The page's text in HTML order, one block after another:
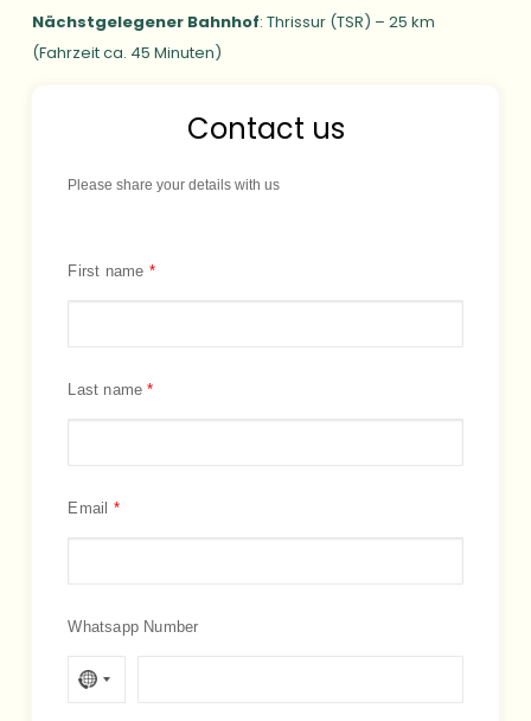
Nächstgelegener Bahnhof: Thrissur (TSR) – 25 km
(Fahrzeit ca. 45 Minuten)
Contact us
Please share your details with us
First name
Last name
Email
Whatsapp Number